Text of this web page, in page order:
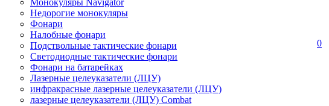
Монокуляры Navigator
Недорогие монокуляры
Фонари
Налобные фонари
Подствольные тактические фонари
Светодиодные тактические фонари
Фонари на батарейках
Лазерные целеуказатели (ЛЦУ)
инфракрасные лазерные целеуказатели (ЛЦУ)
лазерные целеуказатели (ЛЦУ) Combat
0